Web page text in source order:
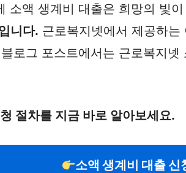
소액 생계비 대출은 희망의 빛
니다. 근로복지넷에서 제공하
로그 포스트에서는 근로복지
절차를 지금 바로 알아보세요.
소액 생계비 대출 신